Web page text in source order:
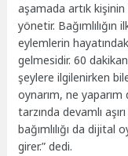
aşamada artık kişinin
yönetir. Bağımlılığın
eylemlerin
gelmesidir. 60
şeylere ilgilenirken
oynarım, ne
tarzında devamlı
bağımlılığı da dijital
girer.” dedi.